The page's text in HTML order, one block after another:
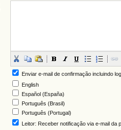
Enviar e-mail de confirmação incluindo
English
Español (España)
Português (Brasil)
Português (Portugal)
Leitor: Receber notificação via e-mail da